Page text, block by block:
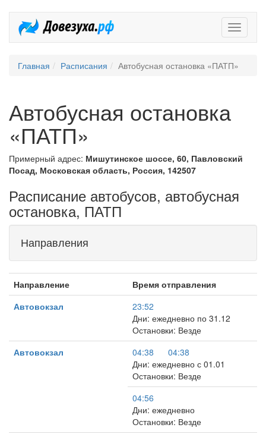
Главная Расписания Автобусная остановка «ПАТП»
Автобусная остановка
«ПАТП»
Примерный адрес: Мишутинское шоссе, 60, Павловский
Посад, Московская область, Россия, 142507
Расписание автобусов, автобусная
остановка, ПАТП
Направления
Направление
Время отправления
Автовокзал
23:52
Дни: ежедневно по 31.12
Остановки: Везде
Автовокзал
04:38
04:38
Дни: ежедневно с 01.01
Остановки: Везде
04:56
Дни: ежедневно
Остановки: Везде